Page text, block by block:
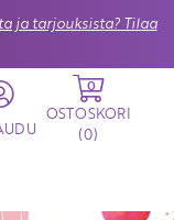
ja tarjouksista? Tilaa
0
OSTOSKORI
(0)